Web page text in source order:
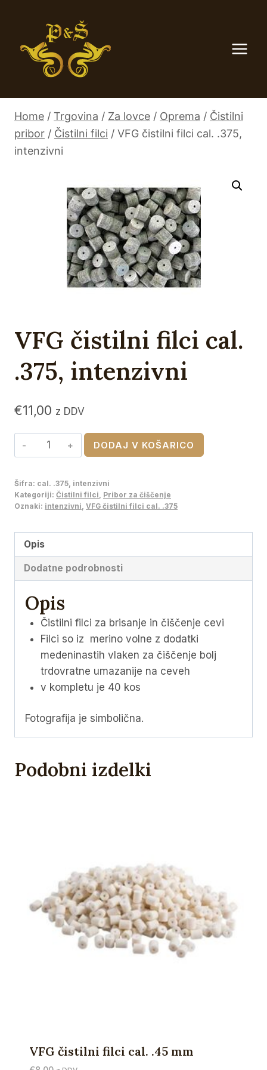
Home / Trgovina / Za lovce / Oprema / Čistilni
pribor / Čistilni filci / VFG čistilni filci cal. .375,
intenzivni
VFG čistilni filci cal.
.375, intenzivni
€11,00 z DDV
VFG
čistilni
cal.
.375,
količina
DODAJ V KOŠARICO
Šifra: cal. .375, intenzivni
Kategoriji: Čistilni filci Pribor za čiščenje
Oznaki: intenzivni VFG čistilni filci cal. .375
Opis
Dodatne podrobnosti
Opis
Čistilni filci za brisanje in čiščenje cevi
Filci so iz merino volne z dodatki
medeninastih vlaken za čiščenje bolj
trdovratne umazanije na ceveh
v kompletu je 40 kos
Fotografija je simbolična.
Podobni izdelki
VFG čistilni filci cal. .45 mm